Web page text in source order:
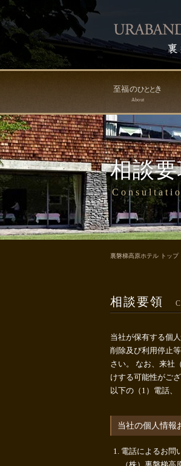
相談
至福のひととき
About
裏磐梯高原ホテル トップ
相談要領
当社が保有する個
削除及び利用停止
さい。 なお、来社
けする可能性がご
以下の（1）電話、
当社の個人情報
電話によるお問